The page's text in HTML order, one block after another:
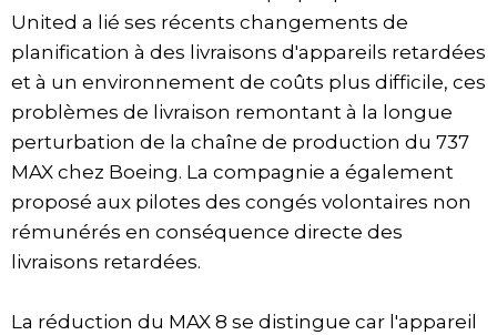
United a lié ses récents changements de
planification à des livraisons d'appareils retardées
et à un environnement de coûts plus difficile, ces
problèmes de livraison remontant à la longue
perturbation de la chaîne de production du 737
MAX chez Boeing. La compagnie a également
proposé aux pilotes des congés volontaires non
rémunérés en conséquence directe des
livraisons retardées.
La réduction du MAX 8 se distingue car l'appareil